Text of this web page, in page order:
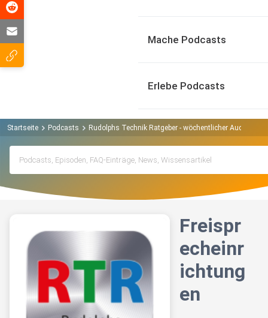
Mache Podcasts
Erlebe Podcasts
Startseite Podcasts Rudolphs Technik Ratgeber - wöchentlicher
Freispr
echeinr
ichtung
en